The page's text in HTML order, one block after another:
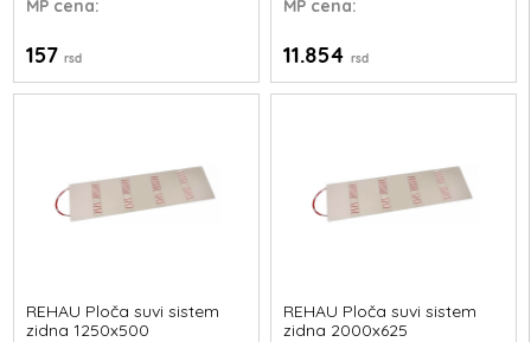
MP cena:
157rsd
MPcena:
11.854 rsd
REHAU Ploča suvi sistem
zidna 1250x500
REHAU Ploča suvi sistem
zidna 2000x625